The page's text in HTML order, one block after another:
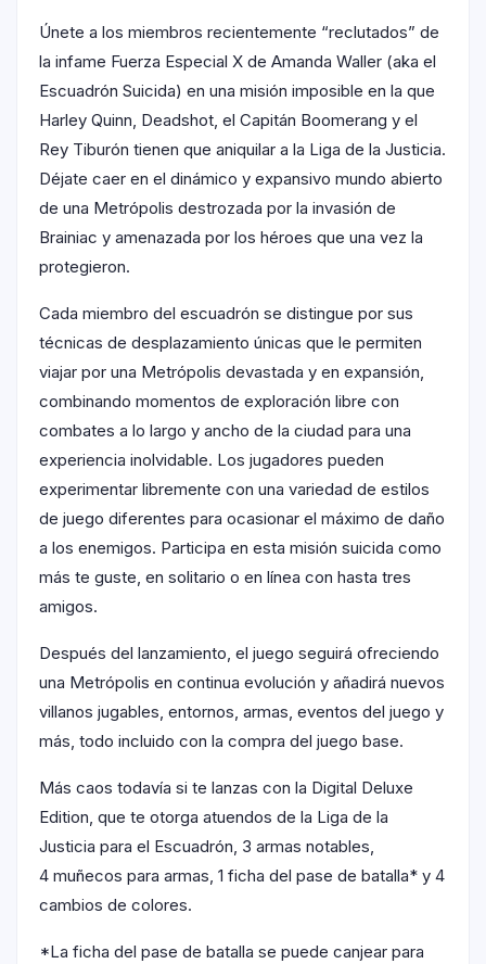
Únete a los miembros recientemente “reclutados” de
la infame Fuerza Especial X de Amanda Waller (aka el
Escuadrón Suicida) en una misión imposible en la que
Harley Quinn, Deadshot, el Capitán Boomerang y el
Rey Tiburón tienen que aniquilar a la Liga de la Justicia.
Déjate caer en el dinámico y expansivo mundo abierto
de una Metrópolis destrozada por la invasión de
Brainiac y amenazada por los héroes que una vez la
protegieron.
Cada miembro del escuadrón se distingue por sus
técnicas de desplazamiento únicas que le permiten
viajar por una Metrópolis devastada y en expansión,
combinando momentos de exploración libre con
combates a lo largo y ancho de la ciudad para una
experiencia inolvidable. Los jugadores pueden
experimentar libremente con una variedad de estilos
de juego diferentes para ocasionar el máximo de daño
a los enemigos. Participa en esta misión suicida como
más te guste, en solitario o en línea con hasta tres
amigos.
Después del lanzamiento, el juego seguirá ofreciendo
una Metrópolis en continua evolución y añadirá nuevos
villanos jugables, entornos, armas, eventos del juego y
más, todo incluido con la compra del juego base.
Más caos todavía si te lanzas con la Digital Deluxe
Edition, que te otorga atuendos de la Liga de la
Justicia para el Escuadrón, 3 armas notables,
4 muñecos para armas, 1 ficha del pase de batalla* y 4
cambios de colores.
*La ficha del pase de batalla se puede canjear para